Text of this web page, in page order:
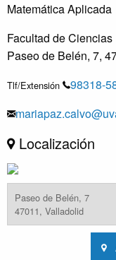
Matemática Aplicada
Facultad de Ciencias
Paseo de Belén, 7,
Tlf/Extensión
98318-
Localización
Paseo de Belén, 7
47011, Valladolid